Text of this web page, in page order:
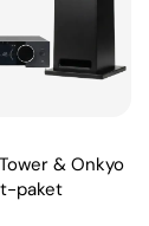
& Onkyo
paket